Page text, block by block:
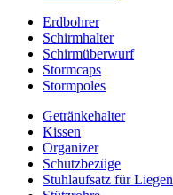
Erdbohrer
Schirmhalter
Schirmüberwurf
Stormcaps
Stormpoles
Getränkehalter
Kissen
Organizer
Schutzbezüge
Stuhlaufsatz für Liegen